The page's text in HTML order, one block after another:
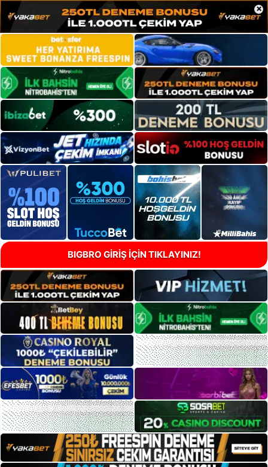
×
BIGBRO GİRİŞ İÇİN TIKLAYINIZ!